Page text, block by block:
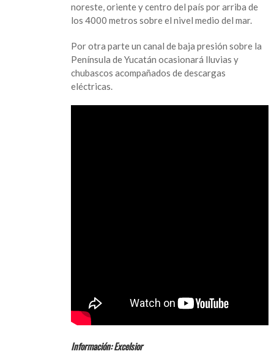
noreste, oriente y centro del país por arriba de
los 4000 metros sobre el nivel medio del mar.
Por otra parte un canal de baja presión sobre la
Península de Yucatán ocasionará lluvias y
chubascos acompañados de descargas
eléctricas.
Información: Excelsior